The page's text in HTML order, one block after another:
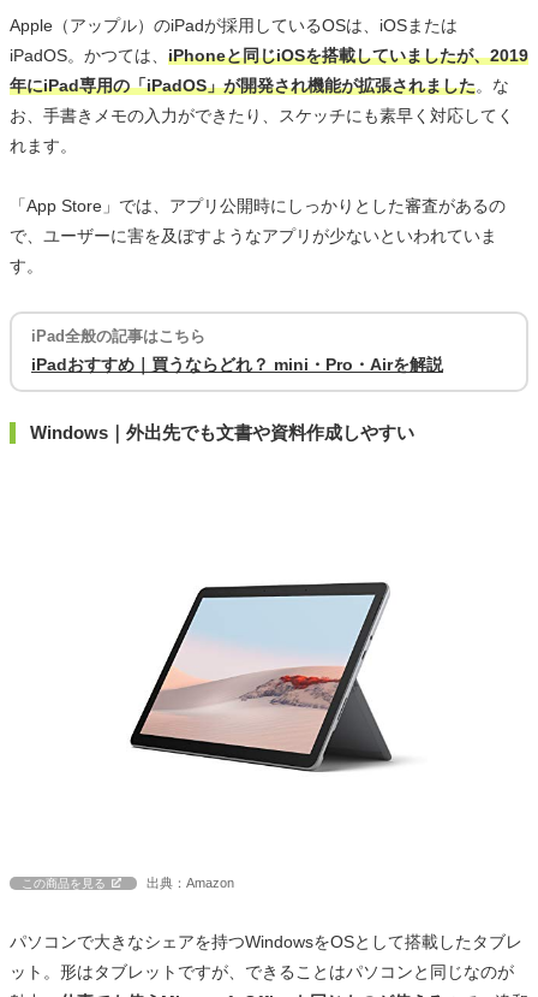
Apple（アップル）のiPadが採用しているOSは、iOSまたは
iPadOS。かつては、 iPhoneと同じiOSを搭載していましたが、2019
年にiPad専用の「iPadOS」が開発され機能が拡張されました。な
お、手書きメモの入力ができたり、スケッチにも素早く対応してく
れます。
「App Store」では、アプリ公開時にしっかりとした審査があるの
で、ユーザーに害を及ぼすようなアプリが少ないといわれていま
す。
iPad全般の記事はこちら
iPadおすすめ｜買うならどれ？ mini・Pro・Airを解説
Windows｜外出先でも文書や資料作成しやすい
この商品を見る 出典：Amazon
パソコンで大きなシェアを持つWindowsをOSとして搭載したタブレ
ット。形はタブレットですが、できることはパソコンと同じなのが